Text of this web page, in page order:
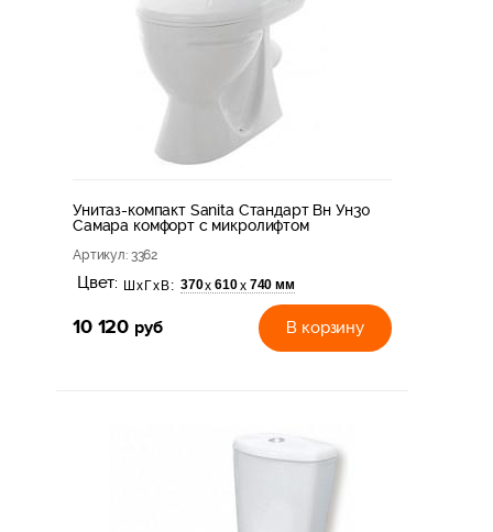
Унитаз-компакт Sanita Стандарт Вн Ун30
Самара комфорт с микролифтом
Артикул: 3362
Цвет: ШхГхВ: 370х 610х 740 мм
10 120 руб В корзину